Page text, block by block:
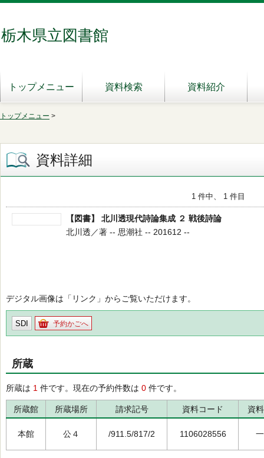
栃木県立図書館
トップメニュー 資料検索 資料紹介
トップメニュー >
資料詳細
1 件中、 1 件目
【図書】 北川透現代詩論集成 ２ 戦後詩論
北川透／著 -- 思潮社 -- 201612 --
デジタル画像は「リンク」からご覧いただけます。
SDI 予約かごへ
所蔵
所蔵は 1 件です。現在の予約件数は 0 件です。
所蔵館 所蔵場所 請求記号 資料コード 資
本館 公４ /911.5/817/2 1106028556